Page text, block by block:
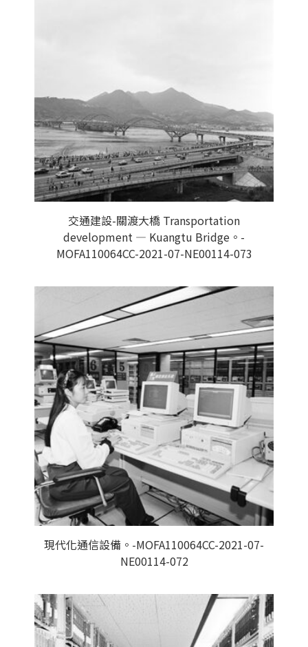
交通建設-關渡大橋 Transportation
development — Kuangtu Bridge。-
MOFA110064CC-2021-07-NE00114-073
現代化通信設備。-MOFA110064CC-2021-07-
NE00114-072